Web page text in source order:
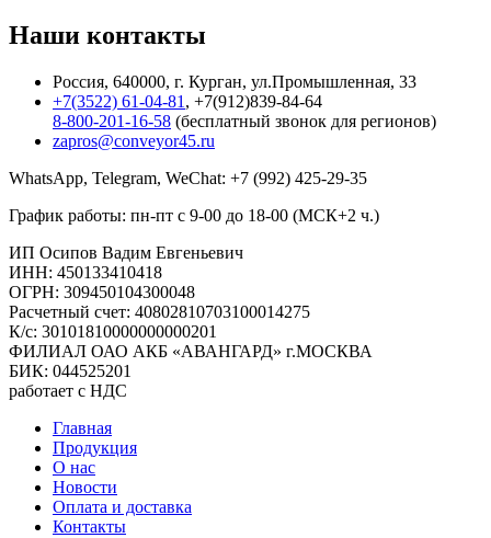
Наши контакты
Россия, 640000, г. Курган, ул.Промышленная, 33
+7(3522) 61-04-81 , +7(912)839-84-64
8-800-201-16-58 (бесплатный звонок для регионов)
zapros@conveyor45.ru
WhatsApp, Telegram, WeChat: +7 (992) 425-29-35
График работы: пн-пт с 9-00 до 18-00 (МСК+2 ч.)
ИП Осипов Вадим Евгеньевич
ИНН: 450133410418
ОГРН: 309450104300048
Расчетный счет: 40802810703100014275
К/с: 30101810000000000201
ФИЛИАЛ ОАО АКБ «АВАНГАРД» г.МОСКВА
БИК: 044525201
работает с НДС
Главная
Продукция
О нас
Новости
Оплата и доставка
Контакты